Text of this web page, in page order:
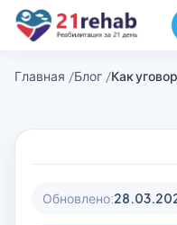
Главная Блог Как
Обновлено: